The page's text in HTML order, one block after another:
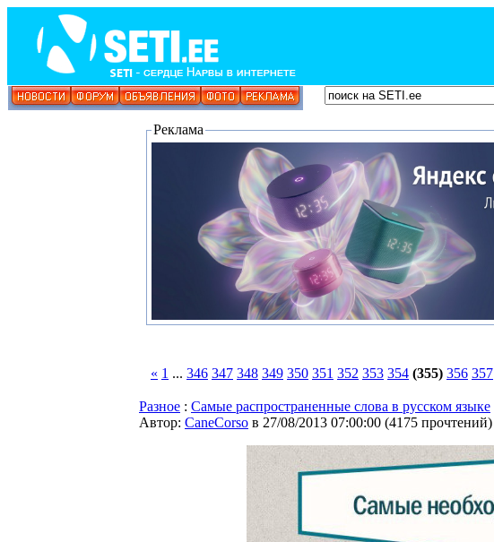
Реклама
« 1 ... 346 347 348 349 350 351 352 353 354 (355) 356 357
Разное : Самые распространенные слова в русском языке
Автор: CaneCorso в 27/08/2013 07:00:00 (4175 прочтений)